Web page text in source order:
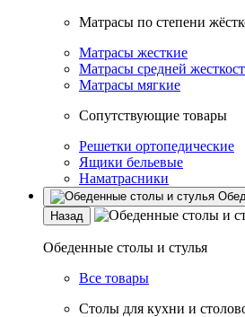
Матрасы по степени
Матрасы жесткие
Матрасы средней
Матрасы мягкие
Сопутствующие товары
Решетки ортопедические
Ящики бельевые
Наматрасники
Назад
Обеденные столы и стулья
Все товары
Столы для кухни и